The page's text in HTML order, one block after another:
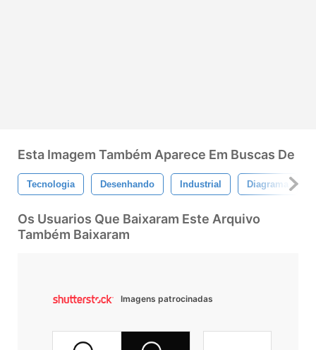
Esta Imagem Também Aparece Em Buscas De
Tecnologia Desenhando Industrial Diagrama
Os Usuarios Que Baixaram Este Arquivo
Também Baixaram
Imagens patrocinadas